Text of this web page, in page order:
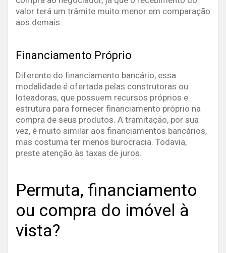
valor terá um trâmite muito menor em comparação
aos demais.
Financiamento Próprio
Diferente do financiamento bancário, essa
modalidade é ofertada pelas construtoras ou
loteadoras, que possuem recursos próprios e
estrutura para fornecer financiamento próprio na
compra de seus produtos. A tramitação, por sua
vez, é muito similar aos financiamentos bancários,
mas costuma ter menos burocracia. Todavia,
preste atenção às taxas de juros.
Permuta, financiamento
ou compra do imóvel à
vista?